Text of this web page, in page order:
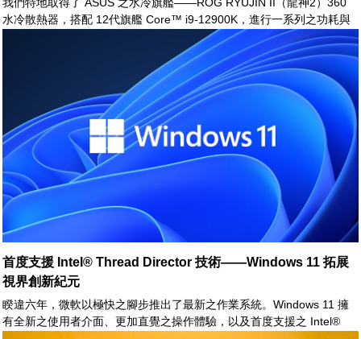
水冷散熱器，搭配 12代旗艦 Core™ i9-12900K，進行一系列之功耗與
首度支援 Intel® Thread Director 技術——Windows 11 拓展
視界創新紀元
睽違六年，微軟以極快之腳步推出了最新之作業系統。Windows 11 擁
有全新之使用者介面、更加直覺之操作體驗，以及首度支援之 Intel®